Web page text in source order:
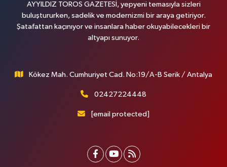
AYYILDIZ TOROS GAZETESİ, yepyeni temasıyla sizleri
buluştururken, sadelik ve modernizmi bir araya getiriyor.
Şatafattan kaçınıyor ve insanlara haber okuyabilecekleri bir
altyapı sunuyor.
Kökez Mah. Cumhuriyet Cad. No:19/A-B Serik / Antalya
02427224448
[email protected]